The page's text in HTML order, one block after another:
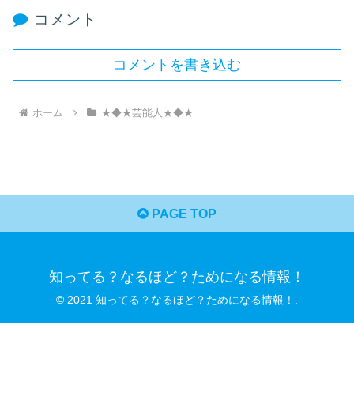
コメント
コメントを書き込む
ホーム ★◆★芸能人★◆★
PAGE TOP
知ってる？なるほど？ためになる情報！
© 2021 知ってる？なるほど？ためになる情報！.